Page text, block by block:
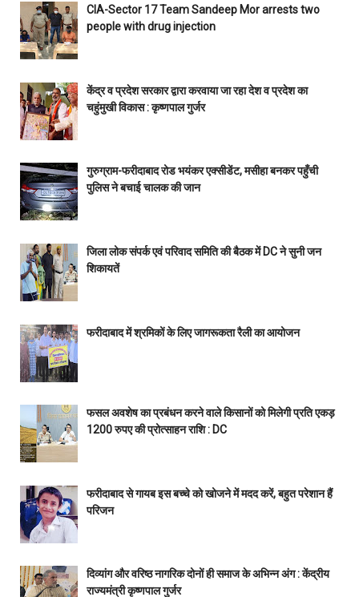
CIA-Sector 17 Team Sandeep Mor arrests two
people with drug injection
केंद्र व प्रदेश सरकार द्वारा करवाया जा रहा देश व प्रदेश का
चहुंमुखी विकास : कृष्णपाल गुर्जर
गुरुग्राम-फरीदाबाद रोड भयंकर एक्सीडेंट, मसीहा बनकर पहुँची
पुलिस ने बचाई चालक की जान
जिला लोक संपर्क एवं परिवाद समिति की बैठक में DC ने सुनी जन
शिकायतें
फरीदाबाद में श्रमिकों के लिए जागरूकता रैली का आयोजन
फसल अवशेष का प्रबंधन करने वाले किसानों को मिलेगी प्रति एकड़
1200 रुपए की प्रोत्साहन राशि : DC
फरीदाबाद से गायब इस बच्चे को खोजने में मदद करें, बहुत परेशान हैं
परिजन
दिव्यांग और वरिष्ठ नागरिक दोनों ही समाज के अभिन्न अंग : केंद्रीय
राज्यमंत्री कृष्णपाल गुर्जर